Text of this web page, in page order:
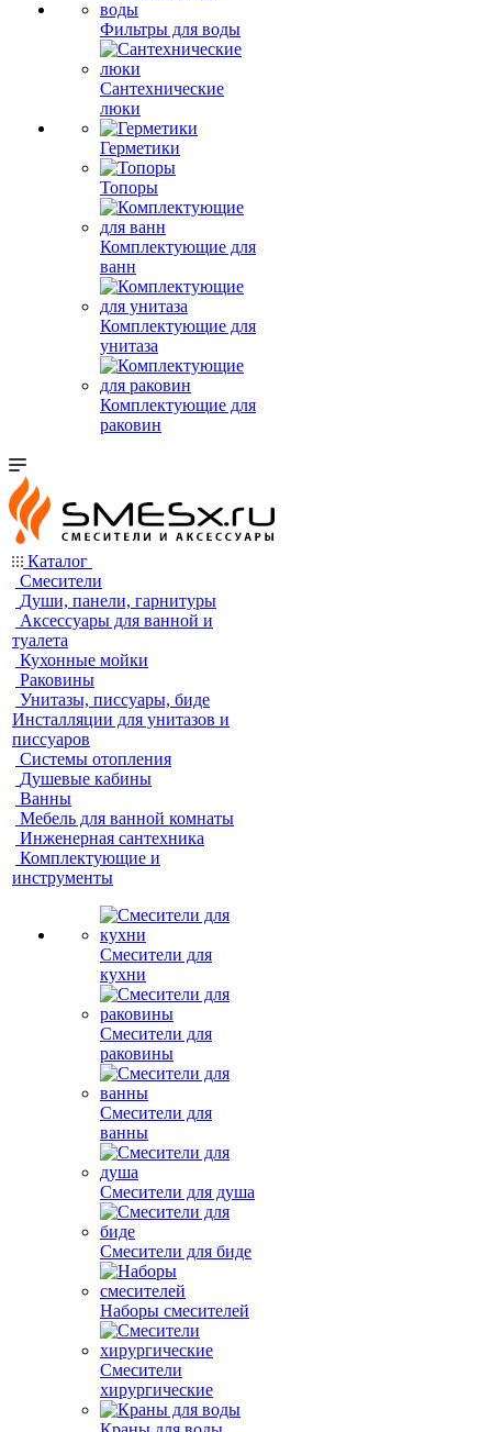
Фильтры для воды
Сантехнические
люки
Герметики
Топоры
Комплектующие для
ванн
Комплектующие для
унитаза
Комплектующие для
раковин
Каталог
Смесители
Души, панели, гарнитуры
Аксессуары для ванной и
туалета
Кухонные мойки
Раковины
Унитазы, писсуары, биде
Инсталляции для унитазов и
писсуаров
Системы отопления
Душевые кабины
Ванны
Мебель для ванной комнаты
Инженерная сантехника
Комплектующие и
инструменты
Смесители для
кухни
Смесители для
раковины
Смесители для
ванны
Смесители для душа
Смесители для биде
Наборы смесителей
Смесители
хирургические